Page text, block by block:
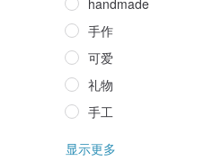
handmade
手作
可爱
礼物
手工
显示更多